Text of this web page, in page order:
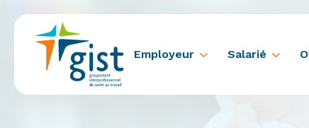
Employeur Salarié